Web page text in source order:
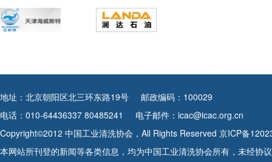
地址：北京朝阳区北三环东路19号
邮政编码：100029
电话：010-64436337 80485241
电子邮件：icac@icac.org.cn
Copyright©2012 中国工业清洗协会，All Rights Reserved 京ICP备
本网站所刊登的新闻等各类信息，均为中国工业清洗协会所有，未经协